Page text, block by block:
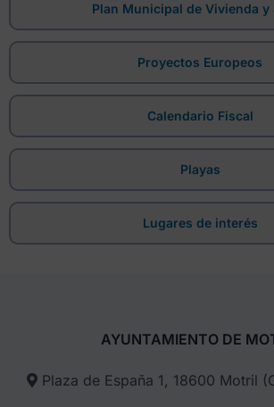
Plan Municipal de Vivienda y
Proyectos Europeos
Calendario Fiscal
Playas
Lugares de interés
AYUNTAMIENTO DE
Plaza de España 1, 18600 Motril